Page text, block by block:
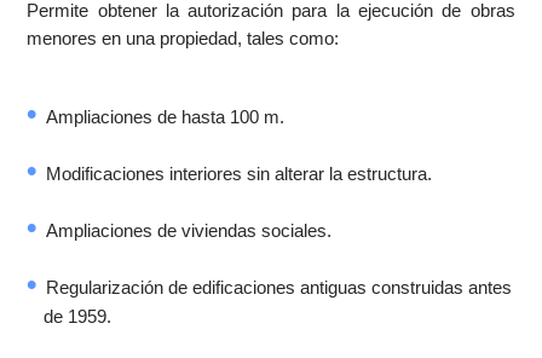
Permite obtener la autorización para la ejecución de obras
menores en una propiedad, tales como:
Ampliaciones de hasta 100 m.
Modificaciones interiores sin alterar la estructura.
Ampliaciones de viviendas sociales.
Regularización de edificaciones antiguas construidas antes
de 1959.